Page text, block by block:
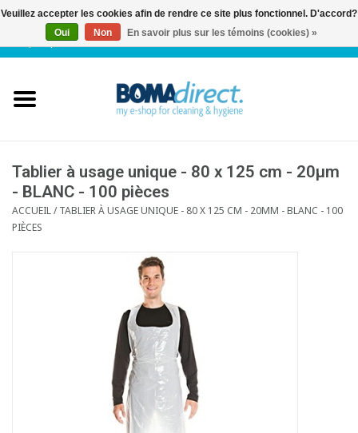
FR| 0 Articles
Service client
Blog
Tablier à usage unique - 80 x 125 cm - 20µm
- BLANC - 100 pièces
ACCUEIL/TABLIER À USAGE UNIQUE - 80 X 125 CM - 20ΜM - BLANC - 100
PIÈCES
Veuillez accepter les cookies afin de rendre ce site plus fonctionnel. D'accord?
Oui
Non En savoir plus sur les témoins (cookies) »